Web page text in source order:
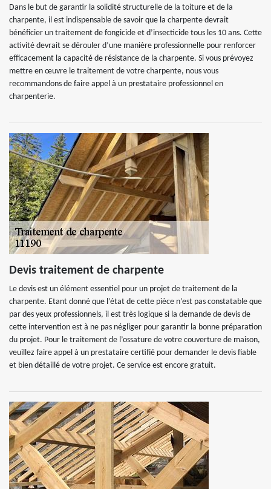
Dans le but de garantir la solidité structurelle de la toiture et de la
charpente, il est indispensable de savoir que la charpente devrait
bénéficier un traitement de fongicide et d’insecticide tous les 10 ans. Cette
activité devrait se dérouler d’une manière professionnelle pour renforcer
efficacement la capacité de résistance de la charpente. Si vous prévoyez
mettre en œuvre le traitement de votre charpente, nous vous
recommandons de faire appel à un prestataire professionnel en
charpenterie.
Devis traitement de charpente
Le devis est un élément essentiel pour un projet de traitement de la
charpente. Etant donné que l’état de cette pièce n’est pas constatable que
par des yeux professionnels, il est très logique si la demande de devis de
cette intervention est à ne pas négliger pour garantir la bonne préparation
du projet. Pour le traitement de l’ossature de votre couverture de maison,
veuillez faire appel à un prestataire certifié pour demander le devis fiable
et bien détaillé de votre projet. Ce service est encore gratuit.